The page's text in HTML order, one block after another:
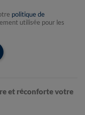
politique de
utilisée pour les
et réconforte votre